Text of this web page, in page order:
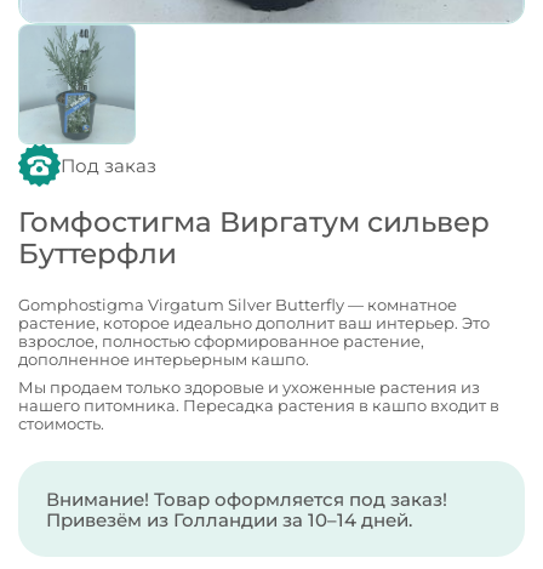
Под заказ
Гомфостигма Виргатум сильвер
Буттерфли
Gomphostigma Virgatum Silver Butterfly — комнатное
растение, которое идеально дополнит ваш интерьер. Это
взрослое, полностью сформированное растение,
дополненное интерьерным кашпо.
Мы продаем только здоровые и ухоженные растения из
нашего питомника. Пересадка растения в кашпо входит в
стоимость.
Внимание! Товар оформляется под заказ!
Привезём из Голландии за 10–14 дней.